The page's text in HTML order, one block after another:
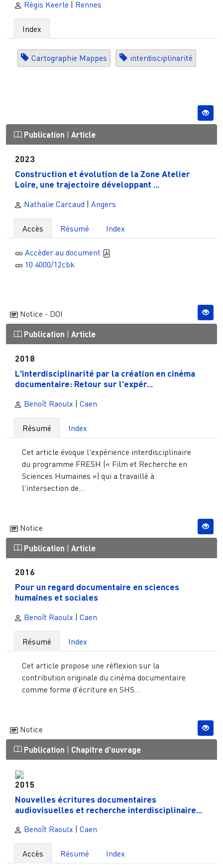
Régis Keerle | Rennes
Index
Cartographie Mappes interdisciplinarité
Publication Article
2023
Construction et évolution de la Zone Atelier
Loire, une trajectoire développant ...
Nathalie Carcaud | Angers
Accès Résumé Index
Accèder au document
10.4000/12cbk
Notice - DOI
Publication Article
2018
L'interdisciplinarité par la création en cinéma
documentaire: Retour sur l'expér...
Benoît Raoulx | Caen
Résumé Index
Cet article évoque l'expérience interdisciplinaire
du programme FRESH (« Film et Recherche en
Sciences Humaines ») qui a travaillé à
l'intersection de...
Notice
Publication | Article
2016
Pour un regard documentaire en sciences
humaines et sociales
Benoît Raoulx | Caen
Résumé Index
Cet article propose une réflexion sur la
contribution originale du cinéma documentaire
comme forme d'écriture en SHS...
Notice
Publication | Chapitre d'ouvrage
2015
Nouvelles écritures documentaires
audiovisuelles et recherche interdisciplinaire...
Benoît Raoulx Caen
Accès Résumé Index